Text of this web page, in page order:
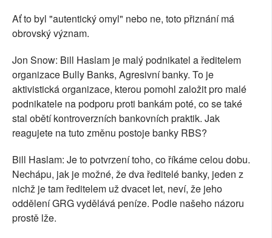
Ať to byl "autentický omyl" nebo ne, toto přiznání má
obrovský význam.
Jon Snow: Bill Haslam je malý podnikatel a ředitelem
organizace Bully Banks, Agresivní banky. To je
aktivistická organizace, kterou pomohl založit pro malé
podnikatele na podporu proti bankám poté, co se také
stal obětí kontroverzních bankovních praktik. Jak
reagujete na tuto změnu postoje banky RBS?
Bill Haslam: Je to potvrzení toho, co říkáme celou dobu.
Nechápu, jak je možné, že dva ředitelé banky, jeden z
nichž je tam ředitelem už dvacet let, neví, že jeho
oddělení GRG vydělává peníze. Podle našeho názoru
prostě lže.